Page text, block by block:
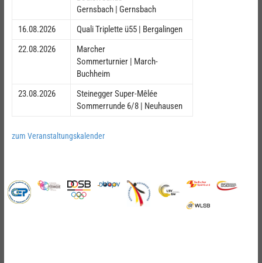
Gernsbach | Gernsbach
16.08.2026
Quali Triplette ü55 | Bergalingen
22.08.2026
Marcher
Sommerturnier | March-
Buchheim
23.08.2026
Steinegger Super-Mêlée
Sommerrunde 6/8 | Neuhausen
zum Veranstaltungskalender